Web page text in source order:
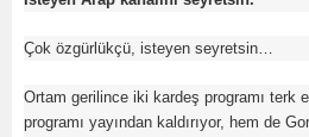
Çok özgürlükçü, isteyen seyretsin…
Ortam gerilince iki kardeş programı terk
programı yayından kaldırıyor, hem de